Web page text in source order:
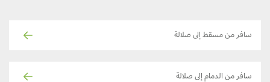
سافر من مسقط إلى صلالة
سافر من الدمام إلى صلالة